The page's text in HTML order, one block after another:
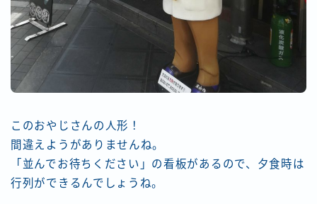
このおやじさんの人形！
間違えようがありませんね。
「並んでお待ちください」の看板があるので、夕食時は
行列ができるんでしょうね。